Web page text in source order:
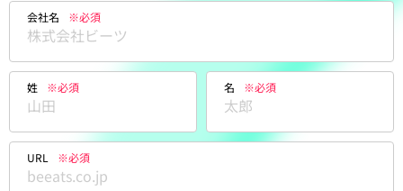
会社名 ※必須
姓 ※必須 名 ※必須
URL ※必須